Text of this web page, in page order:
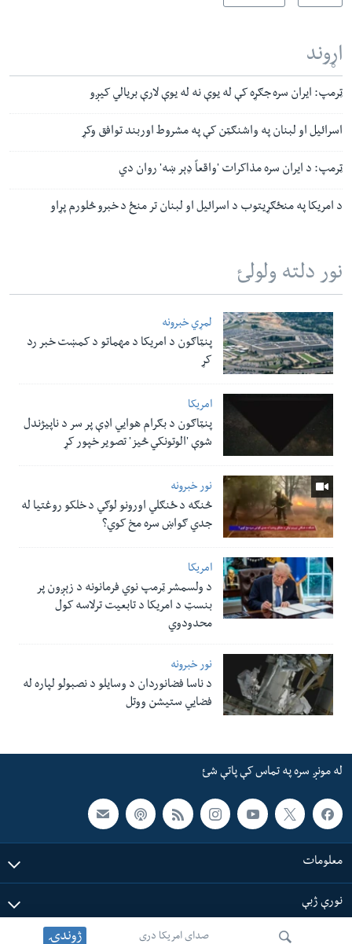
صدای امریکا دری ژوندۍ
اړوند
ټرمپ: ایران سره جګړه کې له یوې نه له یوې لارې بریالي کیږو
اسرائیل او لبنان په واشنګټن کې په مشروط اوربند توافق وکړ
ټرمپ: د ایران سره مذاکرات 'واقعاً ډېر ښه' روان دي
د امریکا په منځګړیتوب د اسرائیل او لبنان تر منځ د خبرو څلورم پړاو
نور دلته ولولئ
لمړي خبرونه
پنټاګون د امریکا د مهماتو د کمښت خبر رد
کړ
امریکا
پنټاګون د بګرام هوایي اډې پر سر د ناپيژندل
شوې 'الوتونکي څيز' تصویر خپور کړ
نور خبرونه
څنګه د ځنګلي اورونو لوګي د خلکو روغتیا له
جدي ګواښ سره مخ کوي؟
امریکا
د ولسمشر ټرمپ نوي فرمانونه د زېږون پر
بنسټ د امریکا د تابعیت ترلاسه کول
محدودوي
نور خبرونه
د ناسا فضانوردان د وسایلو د نصبولو لپاره له
فضایي ستیشن ووتل
له مونږ سره په تماس کې پاتې شئ
معلومات
نورې ژبې